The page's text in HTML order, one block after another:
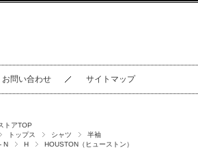
お問い合わせ サイトマップ
トアTOP
トップス シャツ
半袖
N
H HOUSTON（ヒューストン）